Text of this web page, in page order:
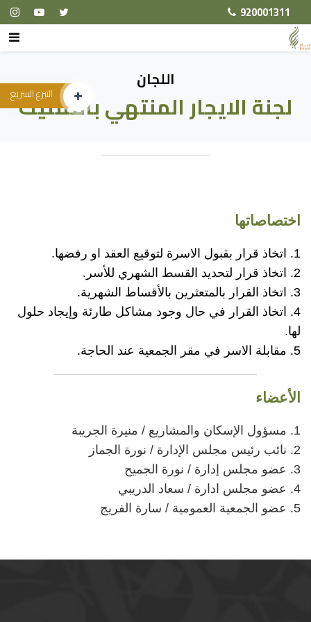
920001311
التبرع السريع
اللجان
لجنة الايجار المنتهي بالتمليك
اختصاصاتها
1. اتخاذ قرار بقبول الاسرة لتوقيع العقد او رفضها.
2. اتخاذ قرار لتحديد القسط الشهري للأسر.
3. اتخاذ القرار بالمتعثرين بالأقساط الشهرية.
4. اتخاذ القرار في حال وجود مشاكل طارئة وإيجاد حلول
لها.
5. مقابلة الاسر في مقر الجمعية عند الحاجة.
الأعضاء
1. مسؤول الإسكان والمشاريع / منيرة الجريبة
2. نائب رئيس مجلس الإدارة / نورة الجماز
3. عضو مجلس إدارة / نورة الجميح
4. عضو مجلس ادارة / سعاد الدريبي
5. عضو الجمعية العمومية / سارة الفريج